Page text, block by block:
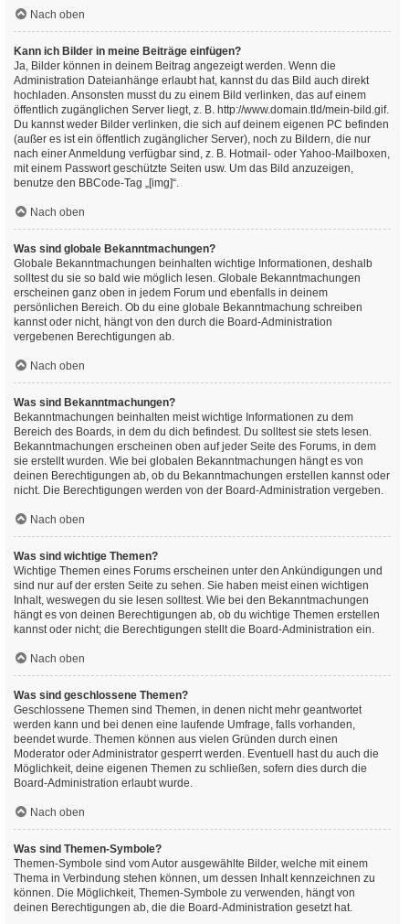
Nach oben
Kann ich Bilder in meine Beiträge einfügen?
Ja, Bilder können in deinem Beitrag angezeigt werden. Wenn die
Administration Dateianhänge erlaubt hat, kannst du das Bild auch direkt
hochladen. Ansonsten musst du zu einem Bild verlinken, das auf einem
öffentlich zugänglichen Server liegt, z. B. http://www.domain.tld/mein-bild.gif.
Du kannst weder Bilder verlinken, die sich auf deinem eigenen PC befinden
(außer es ist ein öffentlich zugänglicher Server), noch zu Bildern, die nur
nach einer Anmeldung verfügbar sind, z. B. Hotmail- oder Yahoo-Mailboxen,
mit einem Passwort geschützte Seiten usw. Um das Bild anzuzeigen,
benutze den BBCode-Tag „[img]“.
Nach oben
Was sind globale Bekanntmachungen?
Globale Bekanntmachungen beinhalten wichtige Informationen, deshalb
solltest du sie so bald wie möglich lesen. Globale Bekanntmachungen
erscheinen ganz oben in jedem Forum und ebenfalls in deinem
persönlichen Bereich. Ob du eine globale Bekanntmachung schreiben
kannst oder nicht, hängt von den durch die Board-Administration
vergebenen Berechtigungen ab.
Nach oben
Was sind Bekanntmachungen?
Bekanntmachungen beinhalten meist wichtige Informationen zu dem
Bereich des Boards, in dem du dich befindest. Du solltest sie stets lesen.
Bekanntmachungen erscheinen oben auf jeder Seite des Forums, in dem
sie erstellt wurden. Wie bei globalen Bekanntmachungen hängt es von
deinen Berechtigungen ab, ob du Bekanntmachungen erstellen kannst oder
nicht. Die Berechtigungen werden von der Board-Administration vergeben.
Nach oben
Was sind wichtige Themen?
Wichtige Themen eines Forums erscheinen unter den Ankündigungen und
sind nur auf der ersten Seite zu sehen. Sie haben meist einen wichtigen
Inhalt, weswegen du sie lesen solltest. Wie bei den Bekanntmachungen
hängt es von deinen Berechtigungen ab, ob du wichtige Themen erstellen
kannst oder nicht; die Berechtigungen stellt die Board-Administration ein.
Nach oben
Was sind geschlossene Themen?
Geschlossene Themen sind Themen, in denen nicht mehr geantwortet
werden kann und bei denen eine laufende Umfrage, falls vorhanden,
beendet wurde. Themen können aus vielen Gründen durch einen
Moderator oder Administrator gesperrt werden. Eventuell hast du auch die
Möglichkeit, deine eigenen Themen zu schließen, sofern dies durch die
Board-Administration erlaubt wurde.
Nach oben
Was sind Themen-Symbole?
Themen-Symbole sind vom Autor ausgewählte Bilder, welche mit einem
Thema in Verbindung stehen können, um dessen Inhalt kennzeichnen zu
können. Die Möglichkeit, Themen-Symbole zu verwenden, hängt von
deinen Berechtigungen ab, die die Board-Administration gesetzt hat.